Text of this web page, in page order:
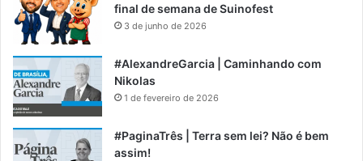
final de semana de Suinofest
3 de junho de 2026
#AlexandreGarcia | Caminhando com
Nikolas
1 de fevereiro de 2026
#PaginaTrês | Terra sem lei? Não é bem
assim!